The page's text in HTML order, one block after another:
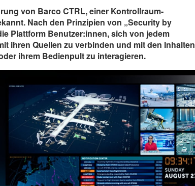
von Barco CTRL, einer Kontrollraum-
Nach den Prinzipien von „Security by
Plattform Benutzer:innen, sich von jedem
ihren Quellen zu verbinden und mit den Inhalten
ihrem Bedienpult zu interagieren.